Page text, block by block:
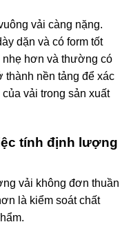
vải càng nặng.
dặn và có form tốt
nhẹ hơn và thường có
thành nền tảng để xác
vải trong sản xuất
tính định lượng
vải không đơn thuần
là kiểm soát chất